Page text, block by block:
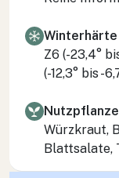
Winterhärte
Z6 (-23,4°
(-12,3° bis -
Würzkraut,
Blattsalate,